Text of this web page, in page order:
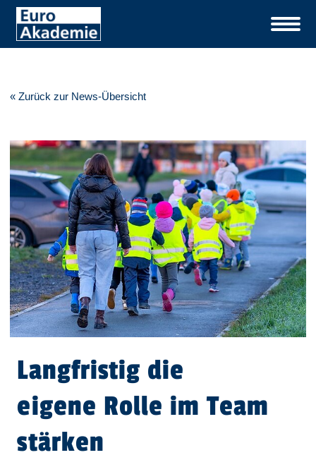
« Zurück zur News-Übersicht
Langfristig die
eigene Rolle im Team
stärken